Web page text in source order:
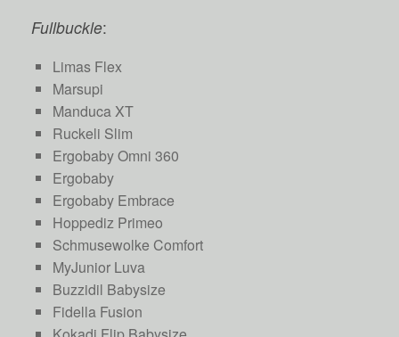
Fullbuckle:
Limas Flex
Marsupi
Manduca XT
Ruckeli Slim
Ergobaby Omni 360
Ergobaby
Ergobaby Embrace
Hoppediz Primeo
Schmusewolke Comfort
MyJunior Luva
Buzzidil Babysize
Fidella Fusion